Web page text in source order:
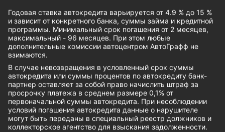
Годовая ставка автокредита варьируется от 4.9 % до 15 %
и зависит от конкретного банка, суммы займа и кредитной
программы. Минимальный срок погашения от 2 месяцев,
максимальный - 96 месяцев. При этом любые
дополнительные комиссии автоцентром АвтоГрафф не
взимаются.
В случае невозвращения в условленный срок суммы
автокредита или суммы процентов по автокредиту банк-
партнер оставляет за собой право начислить штраф за
просрочку платежа в среднем размере 0,1% от
первоначальной суммы автокредита. При несоблюдении
условий погашения автокредита данные о нарушителе
могут быть переданы в специальный реестр должников и
коллекторское агентство для взыскания задолженности.